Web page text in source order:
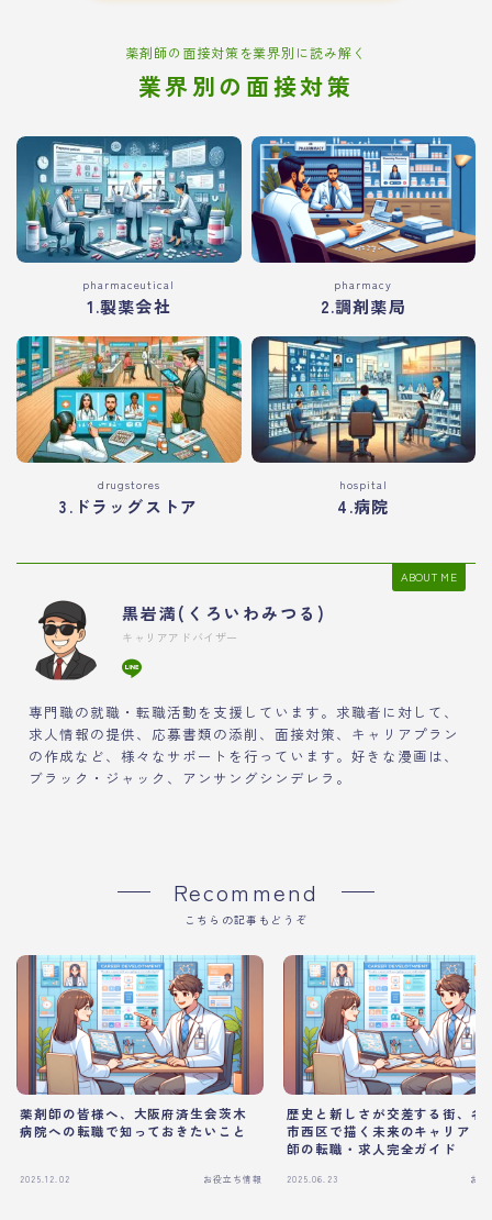
薬剤師の面接対策を業界別に読み解く
業界別の面接対策
pharmaceutical
1.製薬会社
pharmacy
2.調剤薬局
drugstores
3.ドラッグストア
hospital
4.病院
ABOUT ME
黒岩満(くろいわみつる)
キャリアアドバイザー
専門職の就職・転職活動を支援しています。求職者に対して、
求人情報の提供、応募書類の添削、面接対策、キャリアプラン
の作成など、様々なサポートを行っています。好きな漫画は、
ブラック・ジャック、アンサングシンデレラ。
Recommend
こちらの記事もどうぞ
薬剤師の皆様へ、大阪府済生会茨木
病院への転職で知っておきたいこと
2025.12.02 お役立ち情報
歴史と新しさが交差する街、名
市西区で描く未来のキャリア｜
師の転職・求人完全ガイド
2025.06.23 お